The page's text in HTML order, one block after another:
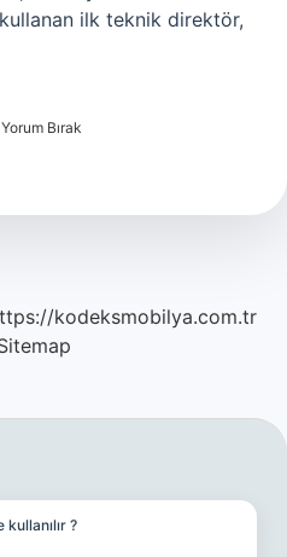
ilk teknik direktör,
Yorum Bırak
kodeksmobilya.com.tr
?